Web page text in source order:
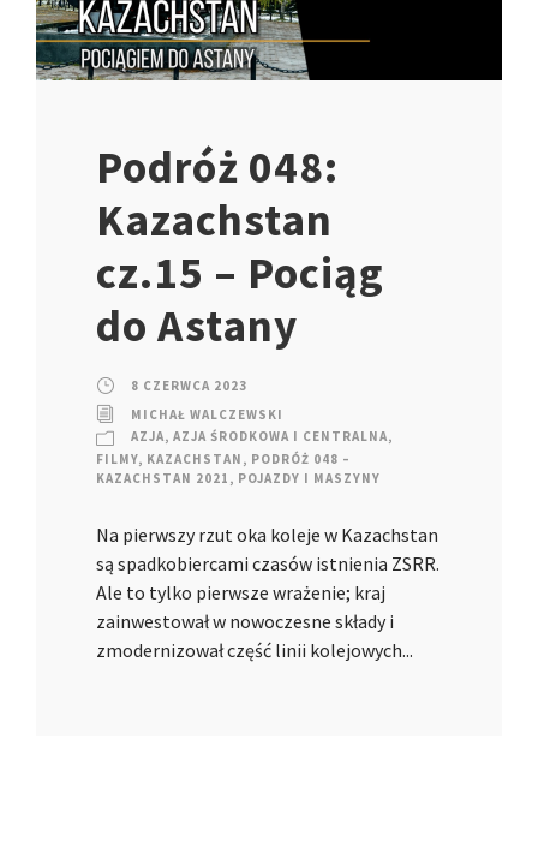
Podróż 048:
Kazachstan
cz.15 – Pociąg
do Astany
8 CZERWCA 2023
MICHAŁ WALCZEWSKI
AZJA, AZJA ŚRODKOWA I CENTRALNA,
FILMY, KAZACHSTAN , PODRÓŻ 048 –
KAZACHSTAN 2021 , POJAZDY I MASZYNY
Na pierwszy rzut oka koleje w Kazachstan
są spadkobiercami czasów istnienia ZSRR.
Ale to tylko pierwsze wrażenie; kraj
zainwestował w nowoczesne składy i
zmodernizował część linii kolejowych...